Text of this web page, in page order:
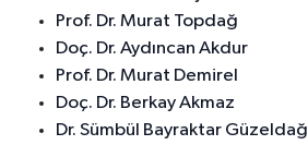
Prof. Dr. Murat Topdağ
Doç. Dr. Aydıncan Akdur
Prof. Dr. Murat Demirel
Doç. Dr. Berkay Akmaz
Dr. Sümbül Bayraktar Güzeldağ